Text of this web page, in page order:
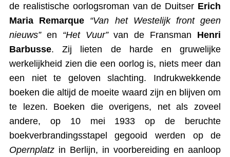
de realistische oorlogsroman van de Duitser Erich
Maria Remarque “Van het Westelijk front geen
nieuws”en “Het Vuur”van de Fransman Henri
Barbusse. Zij lieten de harde en gruwelijke
werkelijkheid zien die een oorlog is, niets meer dan
een niet te geloven slachting. Indrukwekkende
boeken die altijd de moeite waard zijn en blijven om
te lezen. Boeken die overigens, net als zoveel
andere, op 10 mei 1933 op de beruchte
boekverbrandingsstapel gegooid werden op de
Opernplatzin Berlijn, in voorbereiding en aanloop